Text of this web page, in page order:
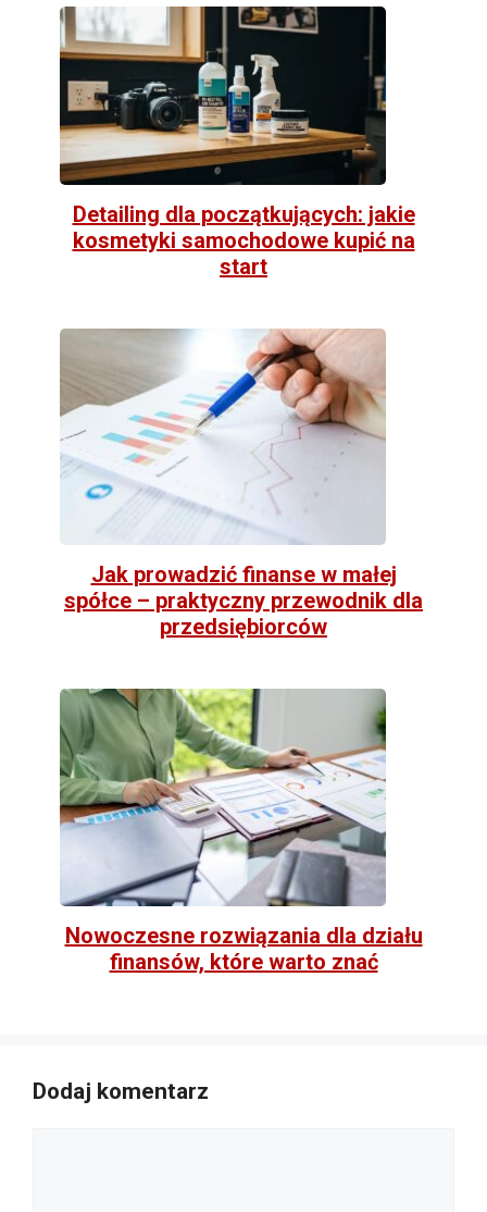
Detailing dla początkujących: jakie
kosmetyki samochodowe kupić na
start
Jak prowadzić finanse w małej
spółce – praktyczny przewodnik dla
przedsiębiorców
Nowoczesne rozwiązania dla działu
finansów, które warto znać
Dodaj komentarz